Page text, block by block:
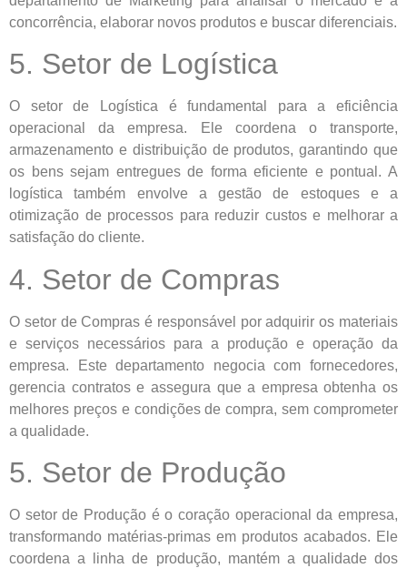
concorrência, elaborar novos produtos e buscar diferenciais.
5. Setor de Logística
O setor de Logística é fundamental para a eficiência
operacional da empresa. Ele coordena o transporte,
armazenamento e distribuição de produtos, garantindo que
os bens sejam entregues de forma eficiente e pontual. A
logística também envolve a gestão de estoques e a
otimização de processos para reduzir custos e melhorar a
satisfação do cliente.
4. Setor de Compras
O setor de Compras é responsável por adquirir os materiais
e serviços necessários para a produção e operação da
empresa. Este departamento negocia com fornecedores,
gerencia contratos e assegura que a empresa obtenha os
melhores preços e condições de compra, sem comprometer
a qualidade.
5. Setor de Produção
O setor de Produção é o coração operacional da empresa,
transformando matérias-primas em produtos acabados. Ele
coordena a linha de produção, mantém a qualidade dos